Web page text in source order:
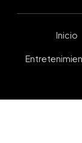
Inicio